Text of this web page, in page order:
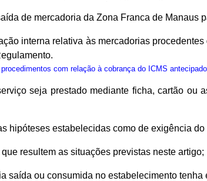
de mercadoria da Zona Franca de Manaus
interna relativa às mercadorias
com relação à cobrança do ICMS
seja prestado mediante ficha, cartão ou
hipóteses estabelecidas como de exigência do
resultem as situações previstas neste artigo;
saída ou consumida no estabelecimento